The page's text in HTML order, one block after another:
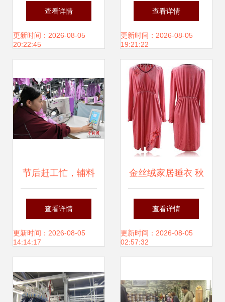
效寻找优质服装辅
料货源
查看详情
更新时间：2026-08-05
20:22:45
转型升级 舒适环保
成新风向
查看详情
更新时间：2026-08-05
19:21:22
节后赶工忙，辅料
制造助商丘服装产
业焕新颜
查看详情
更新时间：2026-08-05
14:14:17
金丝绒家居睡衣 秋
冬季温暖舒适的女
士专属之选
查看详情
更新时间：2026-08-05
02:57:32